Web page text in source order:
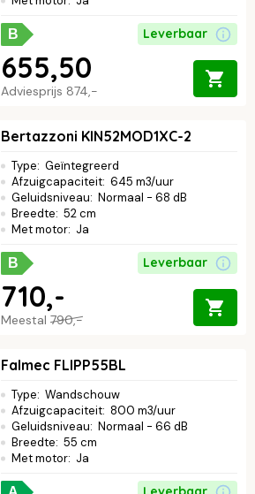
B Leverbaar
Adviesprijs 874,-
655,50
Bertazzoni KIN52MOD1XC-2
Type: Geïntegreerd
Afzuigcapaciteit: 645 m3/uur
Geluidsniveau: Normaal - 68 dB
Breedte: 52 cm
Met motor: Ja
B Leverbaar
Meestal 790,-
710,-
Falmec FLIPP55BL
Type: Wandschouw
Afzuigcapaciteit: 800 m3/uur
Geluidsniveau: Normaal - 66 dB
Breedte: 55 cm
Met motor: Ja